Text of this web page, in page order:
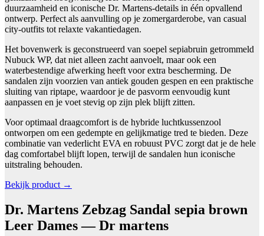
duurzaamheid en iconische Dr. Martens-details in één opvallend
ontwerp. Perfect als aanvulling op je zomergarderobe, van casual
city-outfits tot relaxte vakantiedagen.
Het bovenwerk is geconstrueerd van soepel sepiabruin getrommeld
Nubuck WP, dat niet alleen zacht aanvoelt, maar ook een
waterbestendige afwerking heeft voor extra bescherming. De
sandalen zijn voorzien van antiek gouden gespen en een praktische
sluiting van riptape, waardoor je de pasvorm eenvoudig kunt
aanpassen en je voet stevig op zijn plek blijft zitten.
Voor optimaal draagcomfort is de hybride luchtkussenzool
ontworpen om een gedempte en gelijkmatige tred te bieden. Deze
combinatie van vederlicht EVA en robuust PVC zorgt dat je de hele
dag comfortabel blijft lopen, terwijl de sandalen hun iconische
uitstraling behouden.
Bekijk product →
Dr. Martens Zebzag Sandal sepia brown
Leer Dames — Dr martens